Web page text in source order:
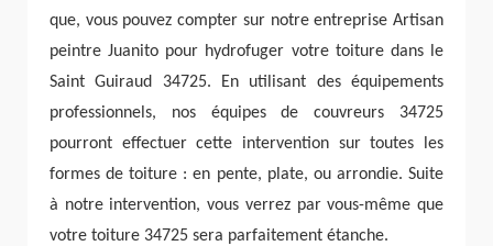
que, vous pouvez compter sur notre entreprise Artisan
peintre Juanito pour hydrofuger votre toiture dans le
Saint Guiraud 34725. En utilisant des équipements
professionnels, nos équipes de couvreurs 34725
pourront effectuer cette intervention sur toutes les
formes de toiture : en pente, plate, ou arrondie. Suite
à notre intervention, vous verrez par vous-même que
votre toiture 34725 sera parfaitement étanche.